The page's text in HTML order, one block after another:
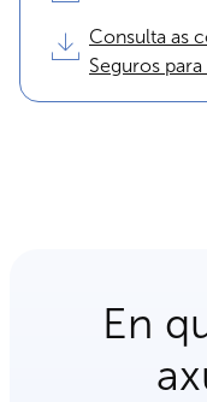
Consulta as
Seguros
En